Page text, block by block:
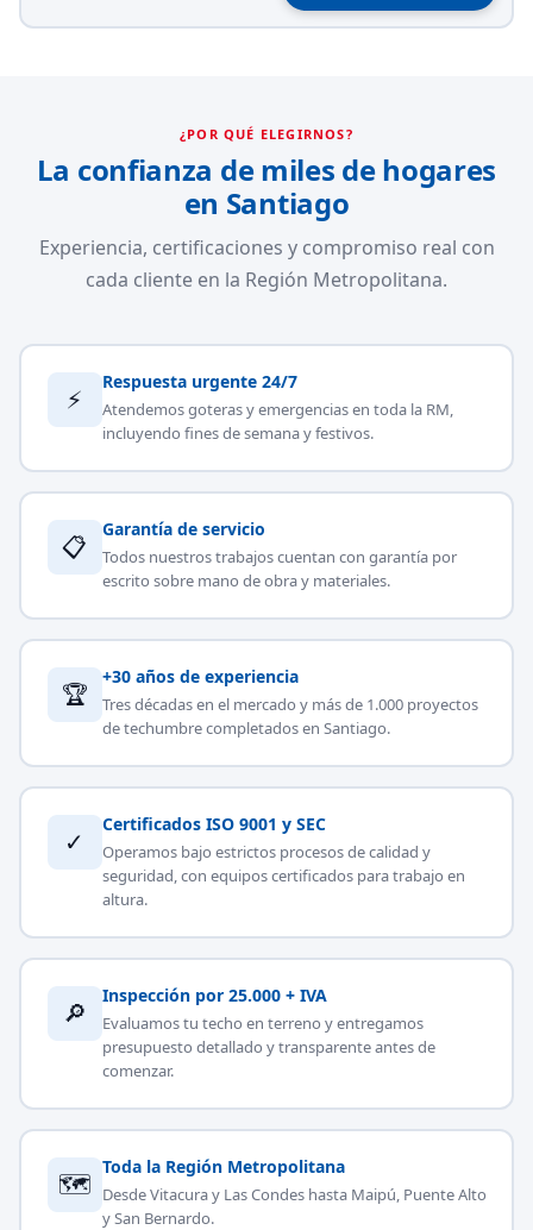
¿POR QUÉ ELEGIRNOS?
La confianza de miles de hogares
en Santiago
Experiencia, certificaciones y compromiso real con
cada cliente en la Región Metropolitana.
⚡
Respuesta urgente 24/7
Atendemos goteras y emergencias en toda la RM,
incluyendo fines de semana y festivos.
📋
Garantía de servicio
Todos nuestros trabajos cuentan con garantía por
escrito sobre mano de obra y materiales.
🏆
+30 años de experiencia
Tres décadas en el mercado y más de 1.000 proyectos
de techumbre completados en Santiago.
✓
Certificados ISO 9001 y SEC
Operamos bajo estrictos procesos de calidad y
seguridad, con equipos certificados para trabajo en
altura.
🔎
Inspección por 25.000 + IVA
Evaluamos tu techo en terreno y entregamos
presupuesto detallado y transparente antes de
comenzar.
🗺
Toda la Región Metropolitana
Desde Vitacura y Las Condes hasta Maipú, Puente Alto
y San Bernardo.